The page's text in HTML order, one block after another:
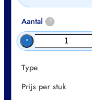
Aantal ?
-
Type
Prijs per stuk